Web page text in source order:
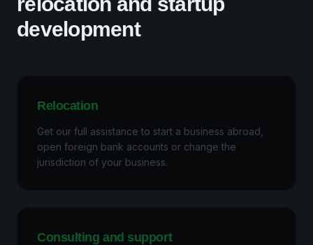
development
Relocation
Get our full assistance to start a business abroad,
open foreign bank accounts or change the
jurisdiction of your business.
Consulting and support